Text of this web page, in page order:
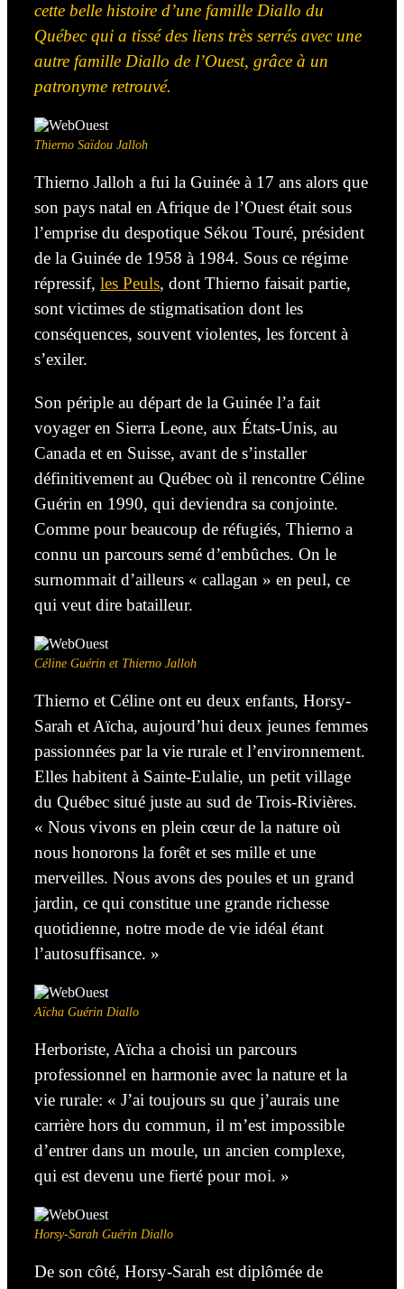
cette belle histoire d’une famille Diallo du
Québec qui a tissé des liens très serrés avec une
autre famille Diallo de l’Ouest, grâce à un
patronyme retrouvé.
Thierno Saïdou Jalloh
Thierno Jalloh a fui la Guinée à 17 ans alors que
son pays natal en Afrique de l’Ouest était sous
l’emprise du despotique Sékou Touré, président
de la Guinée de 1958 à 1984. Sous ce régime
répressif, les Peuls, dont Thierno faisait partie,
sont victimes de stigmatisation dont les
conséquences, souvent violentes, les forcent à
s’exiler.
Son périple au départ de la Guinée l’a fait
voyager en Sierra Leone, aux États-Unis, au
Canada et en Suisse, avant de s’installer
définitivement au Québec où il rencontre Céline
Guérin en 1990, qui deviendra sa conjointe.
Comme pour beaucoup de réfugiés, Thierno a
connu un parcours semé d’embûches. On le
surnommait d’ailleurs « callagan » en peul, ce
qui veut dire batailleur.
Céline Guérin et Thierno Jalloh
Thierno et Céline ont eu deux enfants, Horsy-
Sarah et Aïcha, aujourd’hui deux jeunes femmes
passionnées par la vie rurale et l’environnement.
Elles habitent à Sainte-Eulalie, un petit village
du Québec situé juste au sud de Trois-Rivières.
« Nous vivons en plein cœur de la nature où
nous honorons la forêt et ses mille et une
merveilles. Nous avons des poules et un grand
jardin, ce qui constitue une grande richesse
quotidienne, notre mode de vie idéal étant
l’autosuffisance. »
Aïcha Guérin Diallo
Herboriste, Aïcha a choisi un parcours
professionnel en harmonie avec la nature et la
vie rurale: « J’ai toujours su que j’aurais une
carrière hors du commun, il m’est impossible
d’entrer dans un moule, un ancien complexe,
qui est devenu une fierté pour moi. »
Horsy-Sarah Guérin Diallo
De son côté, Horsy-Sarah est diplômée de